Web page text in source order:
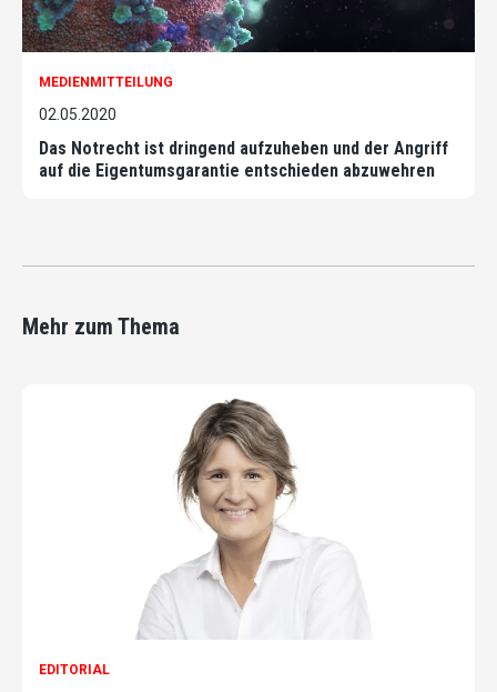
MEDIENMITTEILUNG
02.05.2020
Das Notrecht ist dringend aufzuheben und der Angriff
auf die Eigentumsgarantie entschieden abzuwehren
Mehr zum Thema
EDITORIAL